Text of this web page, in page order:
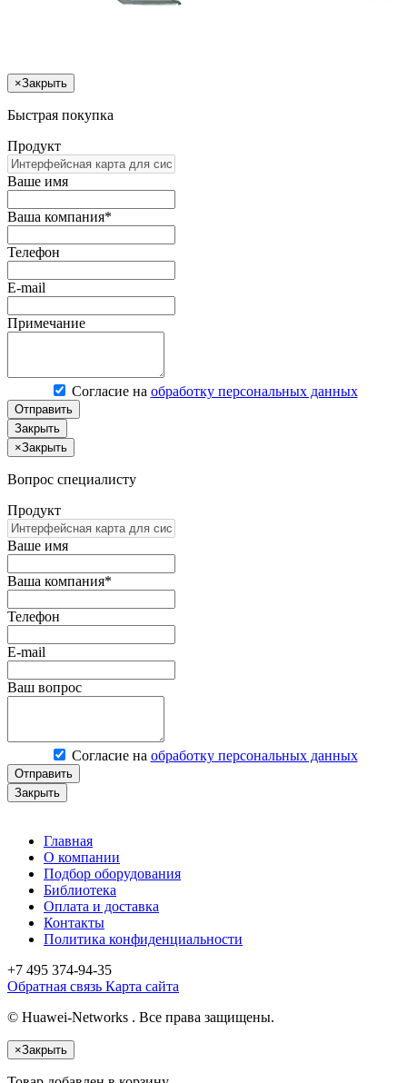
×Закрыть
Быстрая покупка
Продукт
Ваше имя
Ваша компания*
Телефон
E-mail
Примечание
Согласие на обработку персональных данных
Отправить
Закрыть
×Закрыть
Вопрос специалисту
Продукт
Ваше имя
Ваша компания*
Телефон
E-mail
Ваш вопрос
Согласие на обработку персональных данных
Отправить
Закрыть
Главная
О компании
Подбор оборудования
Библиотека
Оплата и доставка
Контакты
Политика конфиденциальности
+7 495 374-94-35
Обратная связь Карта сайта
© Huawei-Networks . Все права защищены.
×Закрыть